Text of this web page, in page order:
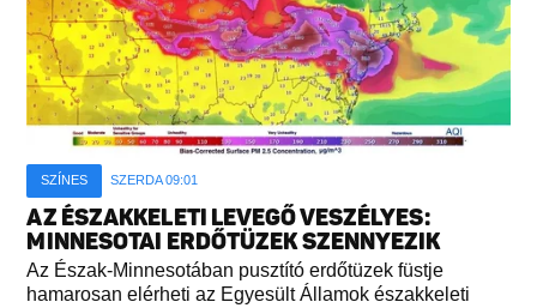
SZÍNES SZERDA 09:01
AZ ÉSZAKKELETI LEVEGŐ VESZÉLYES:
MINNESOTAI ERDŐTÜZEK SZENNYEZIK
Az Észak-Minnesotában pusztító erdőtüzek füstje
hamarosan elérheti az Egyesült Államok északkeleti